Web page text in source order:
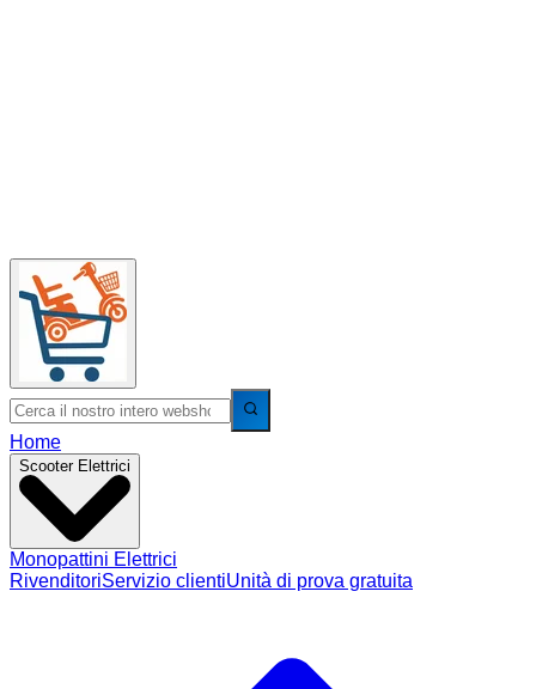
Home
Scooter Elettrici
Monopattini Elettrici
RivenditoriServizio clientiUnità di prova gratuita